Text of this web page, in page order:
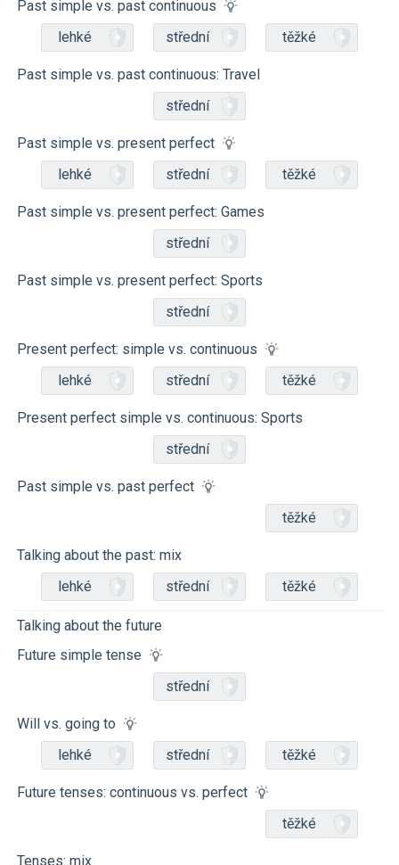
Past simple vs. past continuous
lehké
střední těžké
Past simple vs. past continuous: Travel
střední
Past simple vs. present perfect
lehké
střední těžké
Past simple vs. present perfect: Games
střední
Past simple vs. present perfect: Sports
střední
Present perfect: simple vs. continuous
lehké
střední těžké
Present perfect simple vs. continuous: Sports
střední
Past simple vs. past perfect
těžké
Talking about the past: mix
lehké
střední těžké
Talking about the future
Future simple tense
střední
Will vs. going to
lehké
střední těžké
Future tenses: continuous vs. perfect
těžké
Tenses: mix